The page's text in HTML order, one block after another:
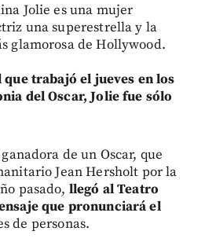
Jolie es una mujer
una superestrella y la
glamorosa de Hollywood.
trabajó el jueves en los
del Oscar, Jolie fue sólo
de un Oscar, que
Jean Hersholt por la
pasado, llegó al Teatro
que pronunciará el
de personas.